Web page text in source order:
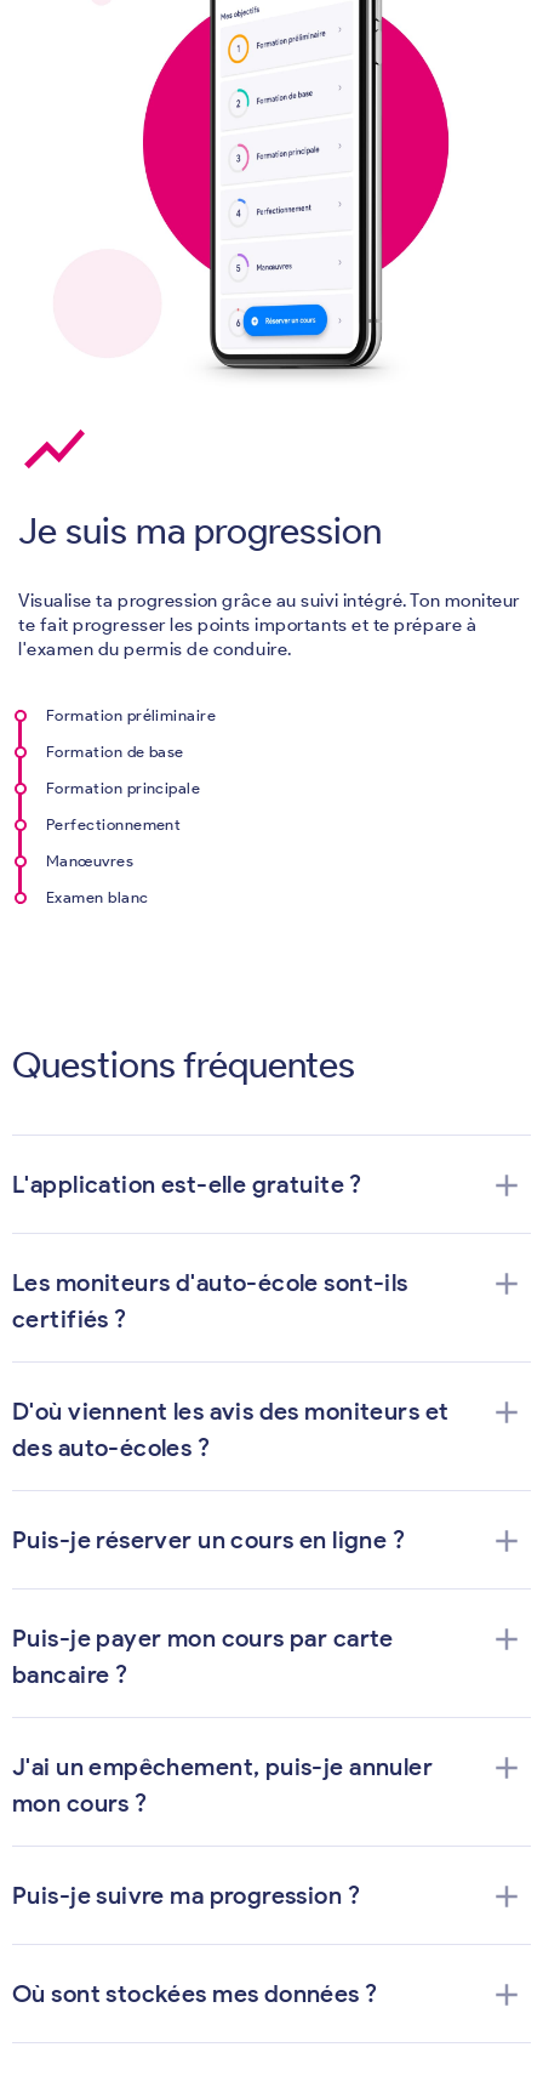
show_chart
Je suis ma progression
Visualise ta progression grâce au suivi intégré. Ton moniteur
te fait progresser les points importants et te prépare à
l'examen du permis de conduire.
Formation préliminaire
Formation de base
Formation principale
Perfectionnement
Manœuvres
Examen blanc
Questions fréquentes
L'application est-elle gratuite ? add
Les moniteurs d'auto-école sont-ils
certifiés ?
add
D'où viennent les avis des moniteurs et
des auto-écoles ?
add
Puis-je réserver un cours en ligne ? add
Puis-je payer mon cours par carte
bancaire ?
add
J'ai un empêchement, puis-je annuler
mon cours ?
add
Puis-je suivre ma progression ? add
Où sont stockées mes données ? add